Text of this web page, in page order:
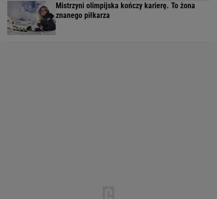
Mistrzyni olimpijska kończy karierę. To żona
znanego piłkarza